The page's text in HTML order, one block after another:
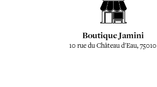
Boutique Jamini
10 rue du Château d'Eau, 75010